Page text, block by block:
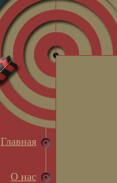
Главная
О нас